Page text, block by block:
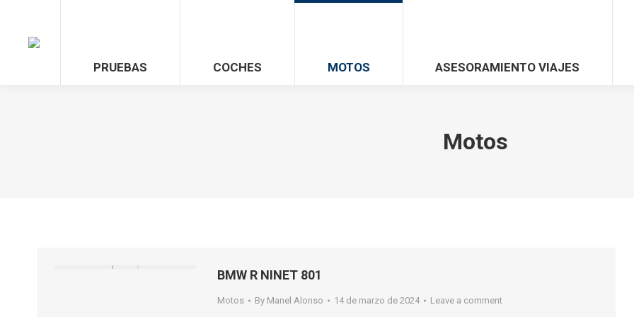
PRUEBAS COCHES MOTOS ASESORAMIENTO VIAJES
Motos
BMW R NINET 801
Motos By Manel Alonso 14 de marzo de 2024 Leave a comment